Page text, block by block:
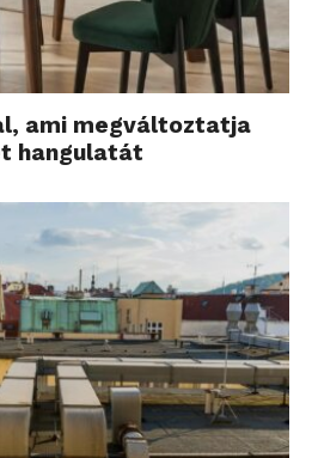
ami megváltoztatja
hangulatát